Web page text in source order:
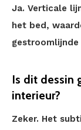
Ja. Verticale
het bed,
Is dit dessin
interieur?
Zeker. Het